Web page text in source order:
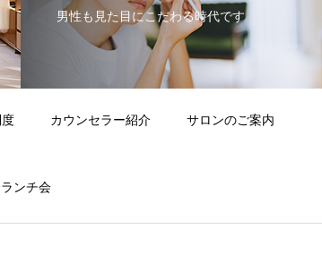
男性も見た目にこだわる時代です
カウンセラー紹介 サロンのご案内
ンチ会